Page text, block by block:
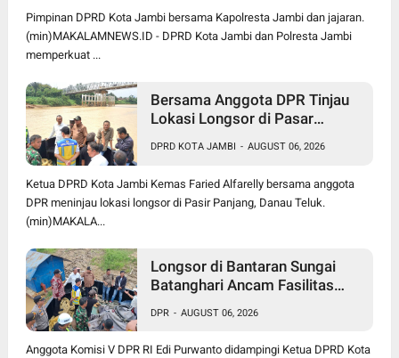
Pimpinan DPRD Kota Jambi bersama Kapolresta Jambi dan jajaran.
(min)MAKALAMNEWS.ID - DPRD Kota Jambi dan Polresta Jambi
memperkuat ...
Bersama Anggota DPR Tinjau
Lokasi Longsor di Pasar
Jambi Dorong Pusat Bangun
Turap Sungai Batanghari
DPRD KOTA JAMBI - AUGUST 06, 2026
Ketua DPRD Kota Jambi Kemas Faried Alfarelly bersama anggota
DPR meninjau lokasi longsor di Pasir Panjang, Danau Teluk.
(min)MAKALA...
Longsor di Bantaran Sungai
Batanghari Ancam Fasilitas
Purwanto Siap Perjuangkan
Pembangunan Turap
DPR - AUGUST 06, 2026
Anggota Komisi V DPR RI Edi Purwanto didampingi Ketua DPRD Kota